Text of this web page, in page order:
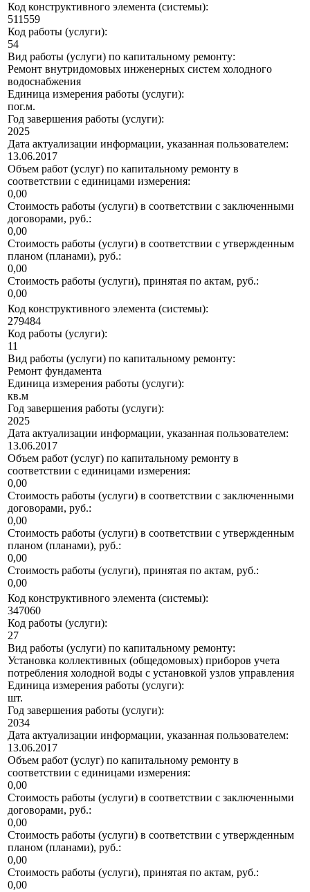
Код конструктивного элемента (системы):
511559
Код работы (услуги):
54
Вид работы (услуги) по капитальному ремонту:
Ремонт внутридомовых инженерных систем холодного
водоснабжения
Единица измерения работы (услуги):
пог.м.
Год завершения работы (услуги):
2025
Дата актуализации информации, указанная пользователем:
13.06.2017
Объем работ (услуг) по капитальному ремонту в
соответствии с единицами измерения:
0,00
Стоимость работы (услуги) в соответствии с заключенными
договорами, руб.:
0,00
Стоимость работы (услуги) в соответствии с утвержденным
планом (планами), руб.:
0,00
Стоимость работы (услуги), принятая по актам, руб.:
0,00
Код конструктивного элемента (системы):
279484
Код работы (услуги):
11
Вид работы (услуги) по капитальному ремонту:
Ремонт фундамента
Единица измерения работы (услуги):
кв.м
Год завершения работы (услуги):
2025
Дата актуализации информации, указанная пользователем:
13.06.2017
Объем работ (услуг) по капитальному ремонту в
соответствии с единицами измерения:
0,00
Стоимость работы (услуги) в соответствии с заключенными
договорами, руб.:
0,00
Стоимость работы (услуги) в соответствии с утвержденным
планом (планами), руб.:
0,00
Стоимость работы (услуги), принятая по актам, руб.:
0,00
Код конструктивного элемента (системы):
347060
Код работы (услуги):
27
Вид работы (услуги) по капитальному ремонту:
Установка коллективных (общедомовых) приборов учета
потребления холодной воды с установкой узлов управления
Единица измерения работы (услуги):
шт.
Год завершения работы (услуги):
2034
Дата актуализации информации, указанная пользователем:
13.06.2017
Объем работ (услуг) по капитальному ремонту в
соответствии с единицами измерения:
0,00
Стоимость работы (услуги) в соответствии с заключенными
договорами, руб.:
0,00
Стоимость работы (услуги) в соответствии с утвержденным
планом (планами), руб.:
0,00
Стоимость работы (услуги), принятая по актам, руб.:
0,00